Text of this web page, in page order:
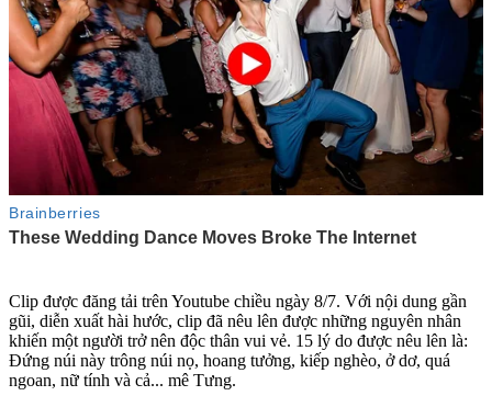
Clip được đăng tải trên Youtube chiều ngày 8/7. Với nội dung gần
gũi, diễn xuất hài hước, clip đã nêu lên được những nguyên nhân
khiến một người trở nên độc thân vui vẻ. 15 lý do được nêu lên là:
Đứng núi này trông núi nọ, hoang tưởng, kiếp nghèo, ở dơ, quá
ngoan, nữ tính và cả... mê Tưng.